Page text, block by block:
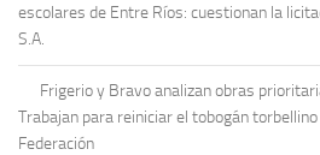
escolares de Entre Ríos: cuestionan la
S.A.
Frigerio y Bravo analizan obras
Trabajan para reiniciar el tobogán
Federación